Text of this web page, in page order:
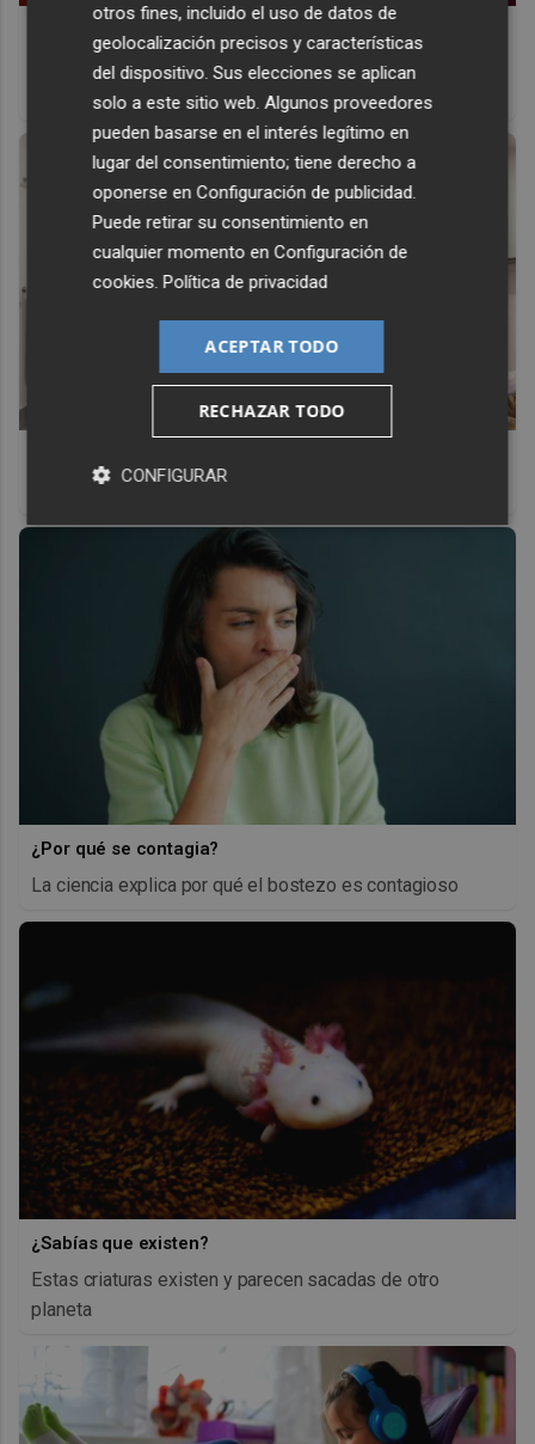
Un verdadero MMORPG de la vieja escuela ¡Cómo los de
antes, pero mejor!
Di adiós a la cal del baño con estos sencillos consejos
¿Por qué se contagia?
La ciencia explica por qué el bostezo es contagioso
¿Sabías que existen?
Estas criaturas existen y parecen sacadas de otro
planeta
otros fines, incluido el uso de datos de
geolocalización precisos y características
del dispositivo. Sus elecciones se aplican
solo a este sitio web. Algunos proveedores
pueden basarse en el interés legítimo en
lugar del consentimiento; tiene derecho a
oponerse enConfiguración de publicidad.
Puede retirar su consentimiento en
cualquier momento enConfiguración de
cookies.Política de privacidad
ACEPTAR TODO
RECHAZAR TODO
CONFIGURAR